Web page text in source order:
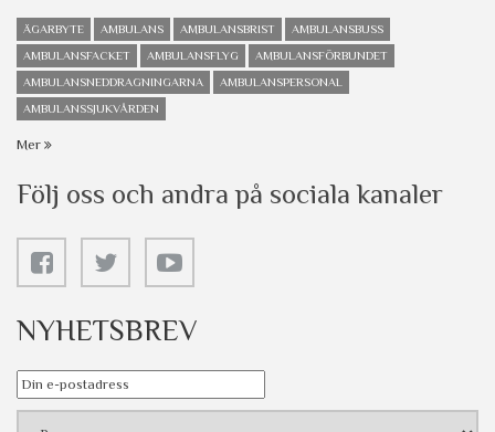
ÄGARBYTE AMBULANS AMBULANSBRIST
AMBULANSBUSS
AMBULANSFACKET
AMBULANSFLYG
AMBULANSFÖRBUNDET
AMBULANSNEDDRAGNINGARNA
AMBULANSPERSONAL
AMBULANSSJUKVÅRDEN
Mer
Följ oss och andra på sociala kanaler
NYHETSBREV